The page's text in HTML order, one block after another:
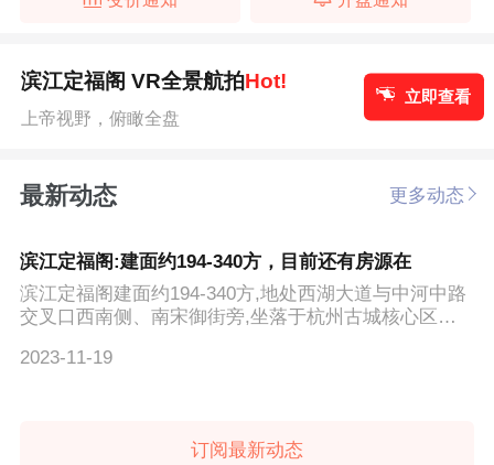
滨江定福阁 VR全景航拍Hot!
上帝视野，俯瞰全盘
立即查看
最新动态 更多动态
滨江定福阁:建面约194-340方，目前还有房源在
滨江定福阁建面约194-340方,地处西湖大道与中河中路
交叉口西南侧、南宋御街旁,坐落于杭州古城核心区、
2023-11-19
订阅最新动态